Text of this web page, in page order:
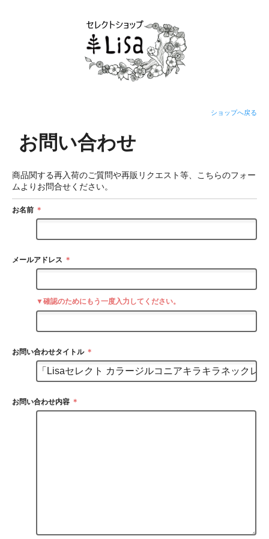
ショップへ戻る
お問い合わせ
商品関する再入荷のご質問や再販リクエスト等、こちらのフォー
ムよりお問合せください。
お名前 ＊
メールアドレス ＊
▼確認のためにもう一度入力してください。
お問い合わせタイトル ＊
お問い合わせ内容 ＊